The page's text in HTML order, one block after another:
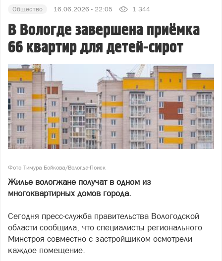
Общество 16.06.2026 - 22:05 1 344
В Вологде завершена приёмка
66 квартир для детей-сирот
Фото Тимура Бойкова/Вологда-Поиск
Жилье вологжане получат в одном из
многоквартирных домов города.
Сегодня пресс-служба правительства Вологодской
области сообщила, что специалисты регионального
Минстроя совместно с застройщиком осмотрели
каждое помещение.